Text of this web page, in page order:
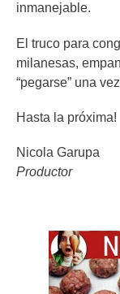
inmanejable.
El truco para
milanesas,
“pegarse” una
Hasta la próxima!
Nicola Garupa
Productor